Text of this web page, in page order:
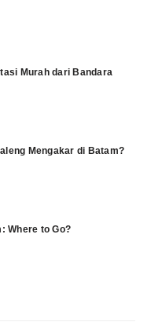
Murah dari Bandara
Mengakar di Batam?
Where to Go?